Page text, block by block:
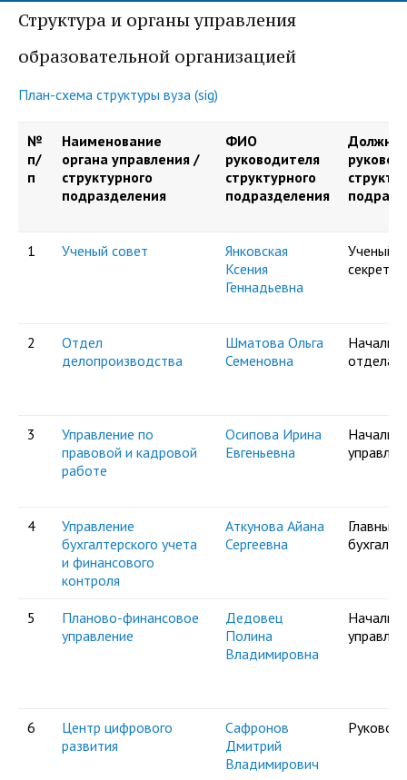
общественностью
Международная
деятельность
Управление по
административно-
Закупки
Профком студентов и
аспирантов
Сведения о доходах
Вопросы ректору
образования
Центр тестирования
иностранных граждан
Центр развития
компетенций
муниципальных
служащих
представителей)
несовершеннолетних
Образовательный
Информация о
отпуска обучающимся
Структура и органы управления
образовательной организацией
План-схема структуры вуза (sig)
№
п/
п
Наименование
органа управления /
структурного
подразделения
ФИО
руководителя
структурного
подразделения
1 Ученый совет
Янковская
Ксения
Геннадьевна
Ученый
2
Отдел
делопроизводства
Шматова Ольга
Семеновна
отдела
3
Управление по
правовой и кадровой
работе
Осипова Ирина
Евгеньевна
4
Управление
бухгалтерского учета
и финансового
контроля
Аткунова Айана
Сергеевна
Главный
5
Планово-финансовое
управление
Дедовец
Полина
Владимировна
6
Центр цифрового
развития
Сафронов
Дмитрий
Владимирович